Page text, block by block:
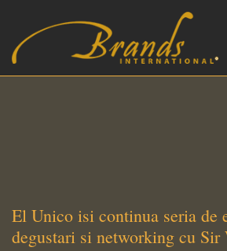
El Unico isi continua seria de
degustari si networking cu Sir